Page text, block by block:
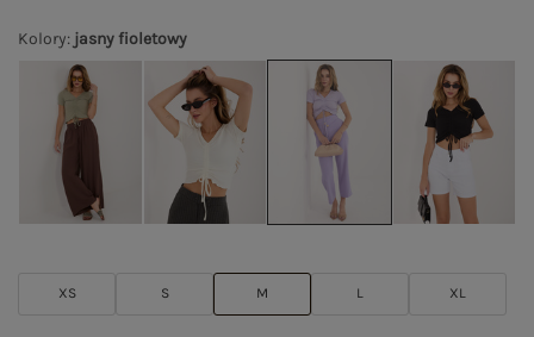
Kolory: jasny fioletowy
XS S M L XL